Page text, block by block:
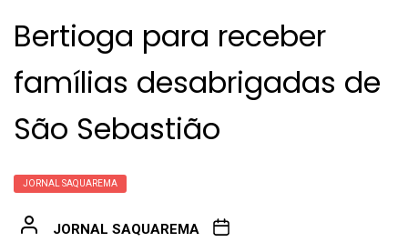
Bertioga para receber
famílias desabrigadas de
São Sebastião
JORNAL SAQUAREMA
JORNAL SAQUAREMA